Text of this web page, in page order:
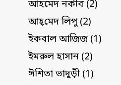
আহমেদ নকীব (2)
আহ্‌মেদ লিপু (2)
ইকবাল আজিজ (1)
ইমরুল হাসান (2)
ঈশিতা ভাদুড়ী (1)